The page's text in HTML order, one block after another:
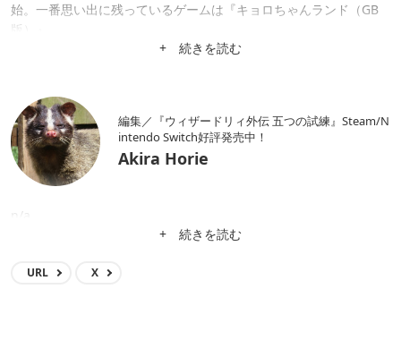
始。一番思い出に残っているゲームは『キョロちゃんランド（GB
版）』。
+ 続きを読む
編集／『ウィザードリィ外伝 五つの試練』Steam/N
intendo Switch好評発売中！
Akira Horie
n/a
+ 続きを読む
URL X